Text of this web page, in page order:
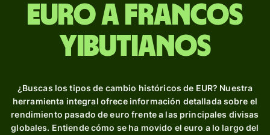
euro a francos
yibutianos
¿Buscas los tipos de cambio históricos de EUR? Nuestra
herramienta integral ofrece información detallada sobre el
rendimiento pasado de euro frente a las principales divisas
globales. Entiende cómo se ha movido el euro a lo largo del